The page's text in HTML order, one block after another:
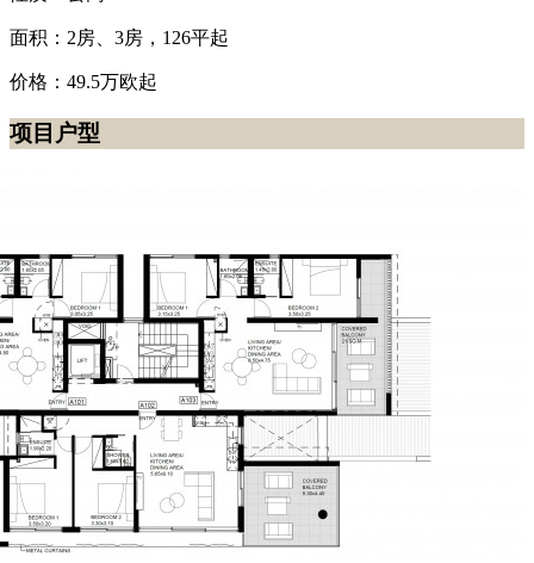
面积：2房、3房，126平起
价格：49.5万欧起
项目户型